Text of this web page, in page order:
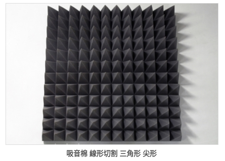
吸音棉 線形切割 三角形 尖形